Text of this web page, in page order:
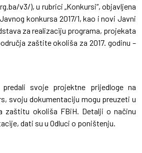
v3/), u rubrici „Konkursi“, objavljena
konkursa 2017/1, kao i novi Javni
za realizaciju programa, projekata
zaštite okoliša za 2017. godinu –
svoje projektne prijedloge na
svoju dokumentaciju mogu preuzeti u
zaštitu okoliša FBiH. Detalji o načinu
dati su u Odluci o poništenju.